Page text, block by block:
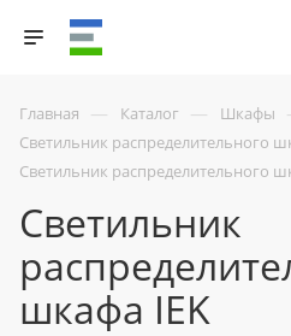
Главная — Каталог — Шкафы
Светильник распределительного
Светильник распределительного
Светильник
шкафа IEK